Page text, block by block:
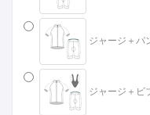
ジャージ＋パ
ジャージ＋ビ